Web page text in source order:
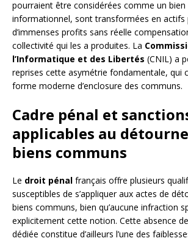
pourraient être considérées comme un
informationnel, sont transformées en actifs
d’immenses profits sans réelle
collectivité qui les a produites. La
l’Informatique et des Libertés (CNIL) a
reprises cette asymétrie fondamentale, qui
forme moderne d’enclosure des communs.
Cadre pénal et
applicables au
biens communs
Le droit pénal français offre plusieurs
susceptibles de s’appliquer aux actes de
biens communs, bien qu’aucune infraction
explicitement cette notion. Cette absence
dédiée constitue d’ailleurs l’une des